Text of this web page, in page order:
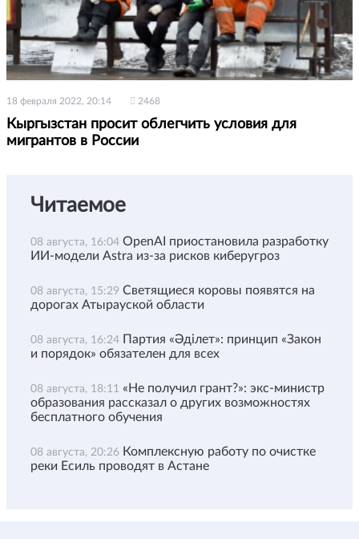
18 февраля 2022, 20:14 2468
Кыргызстан просит облегчить условия для
мигрантов в России
Читаемое
08 августа, 16:04 OpenAI приостановила разработку
ИИ-модели Astra из-за рисков киберугроз
08 августа, 15:29 Светящиеся коровы появятся на
дорогах Атырауской области
08 августа, 16:24 Партия «Әділет»: принцип «Закон
и порядок» обязателен для всех
08 августа, 18:11 «Не получил грант?»: экс-министр
образования рассказал о других возможностях
бесплатного обучения
08 августа, 20:26 Комплексную работу по очистке
реки Есиль проводят в Астане